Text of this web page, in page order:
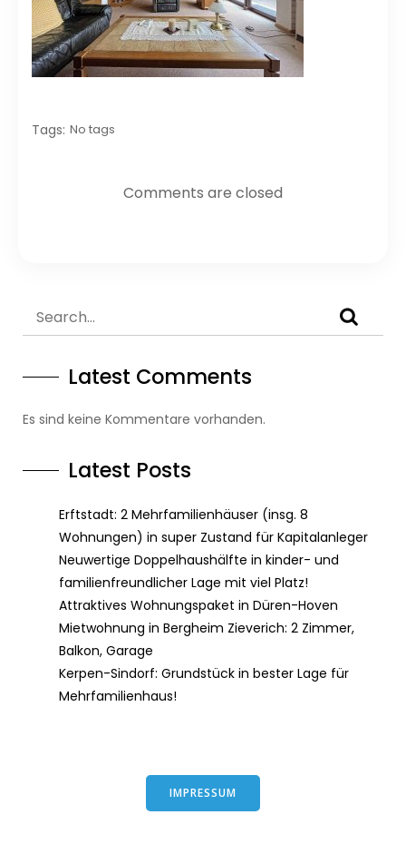
Tags: No tags
Comments are closed
Latest Comments
Es sind keine Kommentare vorhanden.
Latest Posts
Erftstadt: 2 Mehrfamilienhäuser (insg. 8
Wohnungen) in super Zustand für Kapitalanleger
Neuwertige Doppelhaushälfte in kinder- und
familienfreundlicher Lage mit viel Platz!
Attraktives Wohnungspaket in Düren-Hoven
Mietwohnung in Bergheim Zieverich: 2 Zimmer,
Balkon, Garage
Kerpen-Sindorf: Grundstück in bester Lage für
Mehrfamilienhaus!
IMPRESSUM